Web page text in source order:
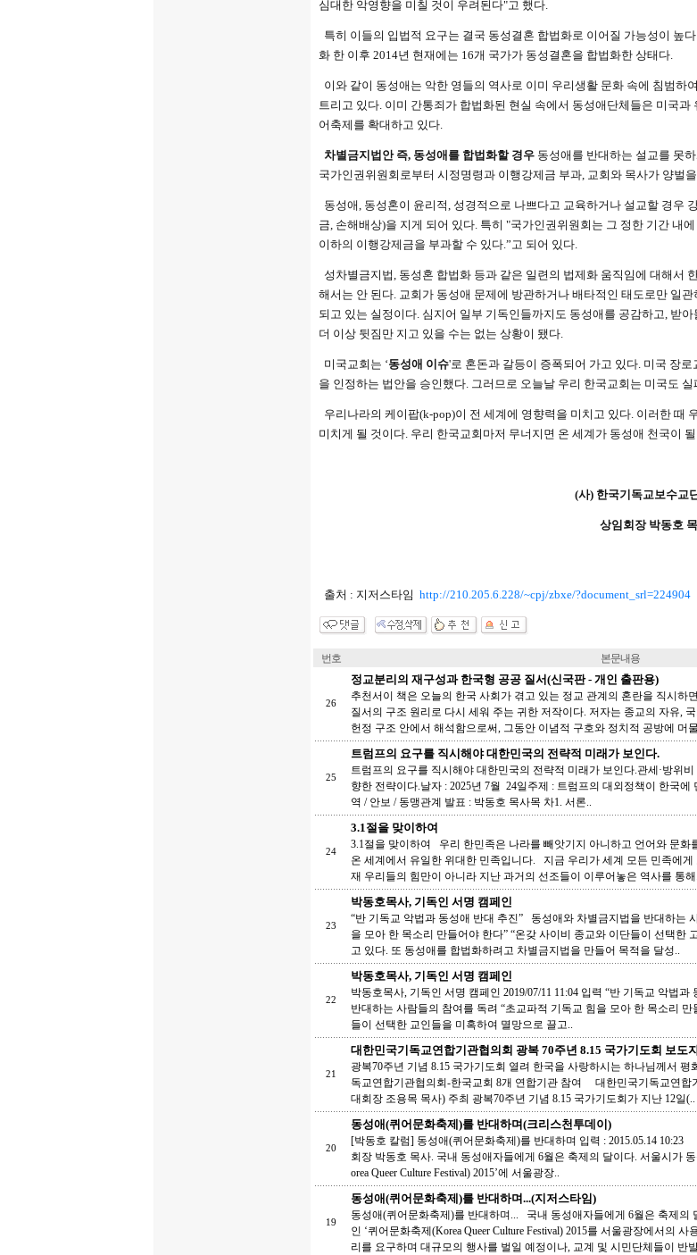
심대한 악영향을 미칠 것이 우려된다"고 했다.
특히 이들의 입법적 요구는 결국 동성결혼 합법화로 이어질 가능성이 높
화 한 이후 2014년 현재에는 16개 국가가 동성결혼을 합법화한 상태다.
이와 같이 동성애는 악한 영들의 역사로 이미 우리생활 문화 속에 침범하
트리고 있다. 이미 간통죄가 합법화된 현실 속에서 동성애단체들은 미국
어축제를 확대하고 있다.
차별금지법안 즉, 동성애를 합법화할 경우 동성애를 반대하는 설교를 못
국가인권위원회로부터 시정명령과 이행강제금 부과, 교회와 목사가 양벌
동성애, 동성혼이 윤리적, 성경적으로 나쁘다고 교육하거나 설교할 경우
금, 손해배상)을 지게 되어 있다. 특히 "국가인권위원회는 그 정한 기간 내
이하의 이행강제금을 부과할 수 있다.”고 되어 있다.
성차별금지법, 동성혼 합법화 등과 같은 일련의 법제화 움직임에 대해서
해서는 안 된다. 교회가 동성애 문제에 방관하거나 배타적인 태도로만 일
되고 있는 실정이다. 심지어 일부 기독인들까지도 동성애를 공감하고, 받
더 이상 뒷짐만 지고 있을 수는 없는 상황이 됐다.
미국교회는 ‘동성애 이슈'로 혼돈과 갈등이 증폭되어 가고 있다. 미국 장로
을 인정하는 법안을 승인했다. 그러므로 오늘날 우리 한국교회는 미국도
우리나라의 케이팝(k-pop)이 전 세계에 영향력을 미치고 있다. 이러한 때
미치게 될 것이다. 우리 한국교회마저 무너지면 온 세계가 동성애 천국이
(사) 한국기독교보수교
상임회장 박동호
출처 : 지저스타임 http://210.205.6.228/~cpj/zbxe/?document_srl=224904
번호 본문내용
26
정교분리의 재구성과 한국형 공공 질서(신국판 - 개인 출판용)
추천서이 책은 오늘의 한국 사회가 겪고 있는 정교 관계의 혼란을 직시하
질서의 구조 원리로 다시 세워 주는 귀한 저작이다. 저자는 종교의 자유,
헌정 구조 안에서 해석함으로써, 그동안 이념적 구호와 정치적 공방에 머
25
트럼프의 요구를 직시해야 대한민국의 전략적 미래가 보인다.
트럼프의 요구를 직시해야 대한민국의 전략적 미래가 보인다.관세·방위
향한 전략이다.날자 : 2025년 7월 24일주제 : 트럼프의 대외정책이 한국
역 / 안보 / 동맹관계 발표 : 박동호 목사목 차1. 서론..
24
3.1절을 맞이하여
3.1절을 맞이하여 우리 한민족은 나라를 빼앗기지 아니하고 언어와 문화
온 세계에서 유일한 위대한 민족입니다. 지금 우리가 세계 모든 민족에
재 우리들의 힘만이 아니라 지난 과거의 선조들이 이루어놓은 역사를 통해
23
박동호목사, 기독인 서명 캠페인
“반 기독교 악법과 동성애 반대 추진” 동성애와 차별금지법을 반대하는
을 모아 한 목소리 만들어야 한다” “온갖 사이비 종교와 이단들이 선택한
고 있다. 또 동성애를 합법화하려고 차별금지법을 만들어 목적을 달성..
22
박동호목사, 기독인 서명 캠페인
박동호목사, 기독인 서명 캠페인 2019/07/11 11:04 입력 “반 기독교 악법
반대하는 사람들의 참여를 독려 “초교파적 기독교 힘을 모아 한 목소리
들이 선택한 교인들을 미혹하여 멸망으로 끌고..
21
대한민국기독교연합기관협의회 광복 70주년 8.15 국가기도회 보도
광복70주년 기념 8.15 국가기도회 열려 한국을 사랑하시는 하나님께서 평
독교연합기관협의회-한국교회 8개 연합기관 참여 대한민국기독교연합
대회장 조용목 목사) 주최 광복70주년 기념 8.15 국가기도회가 지난 12일(..
20
동성애(퀴어문화축제)를 반대하며(크리스천투데이)
[박동호 칼럼] 동성애(퀴어문화축제)를 반대하며 입력 : 2015.05.14
회장 박동호 목사. 국내 동성애자들에게 6월은 축제의 달이다. 서울시가
orea Queer Culture Festival) 2015’에 서울광장..
19
동성애(퀴어문화축제)를 반대하며...(지저스타임)
동성애(퀴어문화축제)를 반대하며... 국내 동성애자들에게 6월은 축제의
인 ‘퀴어문화축제(Korea Queer Culture Festival) 2015를 서울광장에서의
리를 요구하며 대규모의 행사를 벌일 예정이나, 교계 및 시민단체들이 반